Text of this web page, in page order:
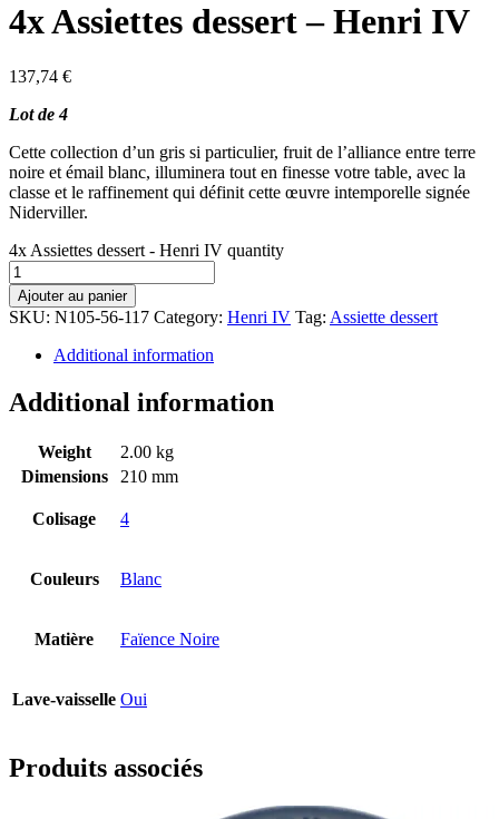
4x Assiettes dessert – Henri IV
137,74 €
Lot de 4
Cette collection d’un gris si particulier, fruit de l’alliance entre terre
noire et émail blanc, illuminera tout en finesse votre table, avec la
classe et le raffinement qui définit cette œuvre intemporelle signée
Niderviller.
4x Assiettes dessert - Henri IV quantity
Ajouter au panier
SKU: N105-56-117 Category: Henri IV Tag: Assiette dessert
Additional information
Additional information
Weight
2.00 kg
Dimensions
210 mm
Colisage 4
Couleurs Blanc
Matière Faïence Noire
Lave-vaisselle Oui
Produits associés